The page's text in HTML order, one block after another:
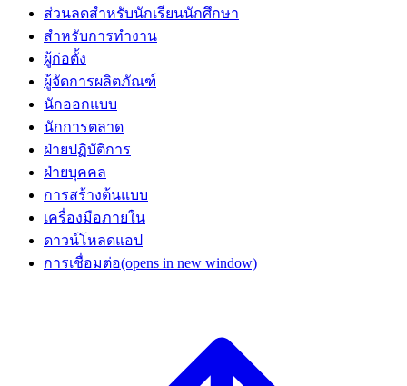
ส่วนลดสำหรับนักเรียนนักศึกษา
สำหรับการทำงาน
ผู้ก่อตั้ง
ผู้จัดการผลิตภัณฑ์
นักออกแบบ
นักการตลาด
ฝ่ายปฏิบัติการ
ฝ่ายบุคคล
การสร้างต้นแบบ
เครื่องมือภายใน
ดาวน์โหลดแอป
การเชื่อมต่อ(opens in new window)